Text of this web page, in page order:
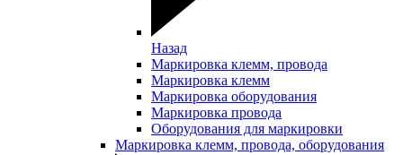
Назад
Маркировка клемм, провода
Маркировка клемм
Маркировка оборудования
Маркировка провода
Оборудования для маркировки
Маркировка клемм, провода, оборудования